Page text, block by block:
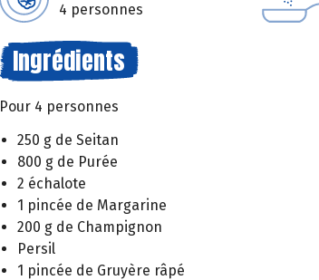
4 personnes
Ingrédients
Pour 4 personnes
250 g de Seitan
800 g de Purée
2 échalote
1 pincée de Margarine
200 g de Champignon
Persil
1 pincée de Gruyère râpé